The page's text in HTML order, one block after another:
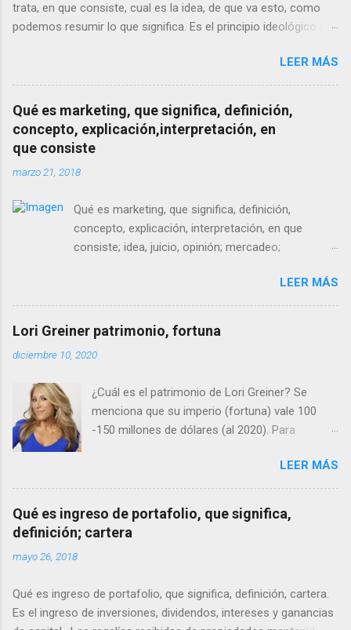
trata, en que consiste, cual es la idea, de que va esto, como
podemos resumir lo que significa. Es el principio ideológico que
sociedades industriales avanzadas. En dicho esquema, la
sociedad está integrada por organizaciones, empresas,
asociaciones y, en general, grupos, no por individuos.
LEER MÁS
Qué es marketing, que significa, definición,
concepto, explicación,interpretación, en
que consiste
marzo 21, 2018
Qué es marketing, que significa, definición,
concepto, explicación, interpretación, en que
consiste; idea, juicio, opinión; mercadeo;
económicos y publicitarios. Curiosos como
somos queremos saber que es marketing y vamos
a elaborar su concepto laboriosamente.
LEER MÁS
Lori Greiner patrimonio, fortuna
diciembre 10, 2020
¿Cuál es el patrimonio de Lori Greiner? Se
menciona que su imperio (fortuna) vale 100
-150 millones de dólares (al 2020). Para
ventas al por menor destaca por su inteligencia
empresarial y por participar en varias
temporadas de Shark Tank.
LEER MÁS
Qué es ingreso de portafolio, que significa,
definición; cartera
mayo 26, 2018
Qué es ingreso de portafolio, que significa, definición, cartera.
Es el ingreso de inversiones, dividendos, intereses y ganancias